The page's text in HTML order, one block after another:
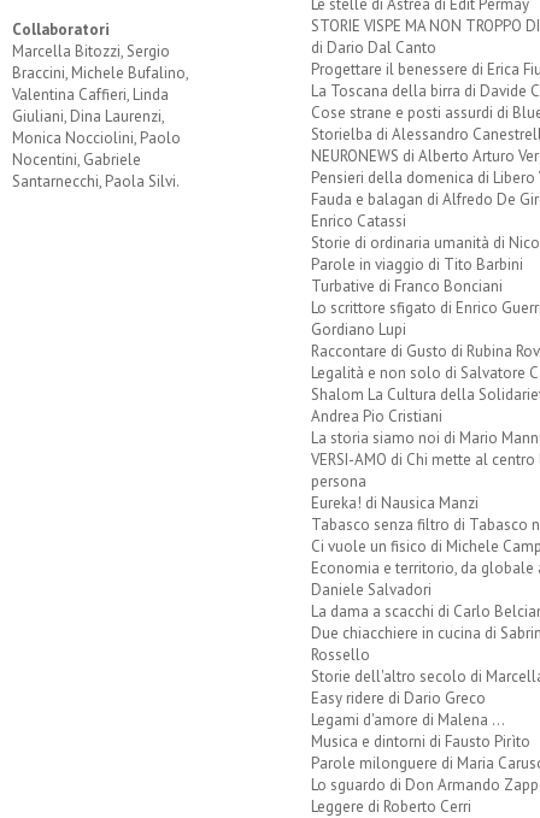
Collaboratori
Marcella Bitozzi, Sergio
Braccini, Michele Bufalino,
Valentina Caffieri, Linda
Giuliani, Dina Laurenzi,
Monica Nocciolini, Paolo
Nocentini, Gabriele
Santarnecchi, Paola Silvi.
STORIE VISPE MA NON TROPPO
di Dario Dal Canto
Progettare il benessere di Erica
La Toscana della birra di Davide
Cose strane e posti assurdi di
Storielba di Alessandro
NEURONEWS di Alberto Arturo
Pensieri della domenica di Libero
Fauda e balagan di Alfredo De
Enrico Catassi
Storie di ordinaria umanità di
Parole in viaggio di Tito Barbini
Turbative di Franco Bonciani
Lo scrittore sfigato di Enrico
Gordiano Lupi
Raccontare di Gusto di Rubina
Legalità e non solo di Salvatore
Shalom La Cultura della
Andrea Pio Cristiani
La storia siamo noi di Mario
VERSI-AMO di Chi mette al centro
persona
Eureka! di Nausica Manzi
Tabasco senza filtro di Tabasco
Ci vuole un fisico di Michele
Economia e territorio, da globale
Daniele Salvadori
La dama a scacchi di Carlo
Due chiacchiere in cucina di
Rossello
Storie dell'altro secolo di
Easy ridere di Dario Greco
Legami d'amore di Malena ...
Musica e dintorni di Fausto Pirìto
Parole milonguere di Maria
Lo sguardo di Don Armando
Leggere di Roberto Cerri